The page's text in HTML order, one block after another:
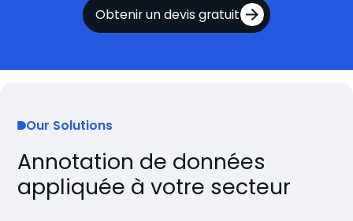
Obtenir un devis gratuit
Our Solutions
Annotation de données
appliquée à votre secteur